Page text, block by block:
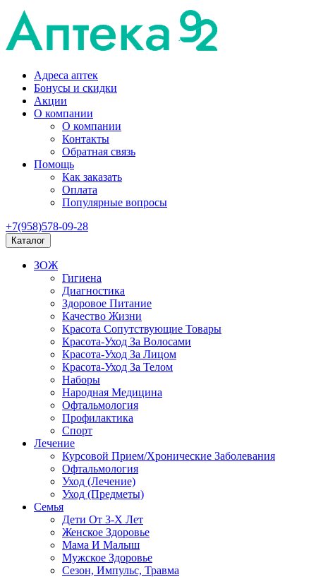
Адреса аптек
Бонусы и скидки
Акции
О компании
О компании
Контакты
Обратная связь
Помощь
Как заказать
Оплата
Популярные вопросы
+7(958)578-09-28
Каталог
ЗОЖ
Гигиена
Диагностика
Здоровое Питание
Качество Жизни
Красота Сопутствующие Товары
Красота-Уход За Волосами
Красота-Уход За Лицом
Красота-Уход За Телом
Наборы
Народная Медицина
Офтальмология
Профилактика
Спорт
Лечение
Курсовой Прием/Хронические Заболевания
Офтальмология
Уход (Лечение)
Уход (Предметы)
Семья
Дети От 3-Х Лет
Женское Здоровье
Мама И Малыш
Мужское Здоровье
Сезон, Импульс, Травма